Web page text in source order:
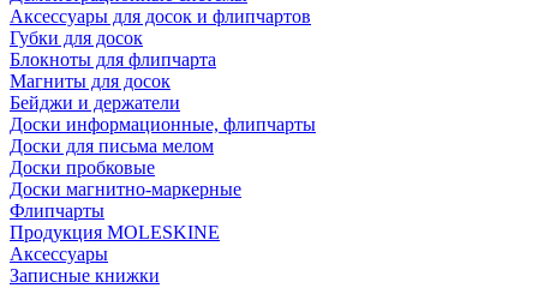
Аксессуары для досок и флипчартов
Губки для досок
Блокноты для флипчарта
Магниты для досок
Бейджи и держатели
Доски информационные, флипчарты
Доски для письма мелом
Доски пробковые
Доски магнитно-маркерные
Флипчарты
Продукция MOLESKINE
Аксессуары
Записные книжки